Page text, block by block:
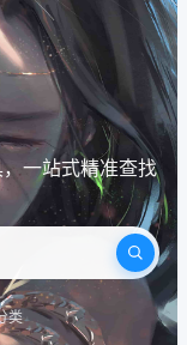
一站式精准查找
类